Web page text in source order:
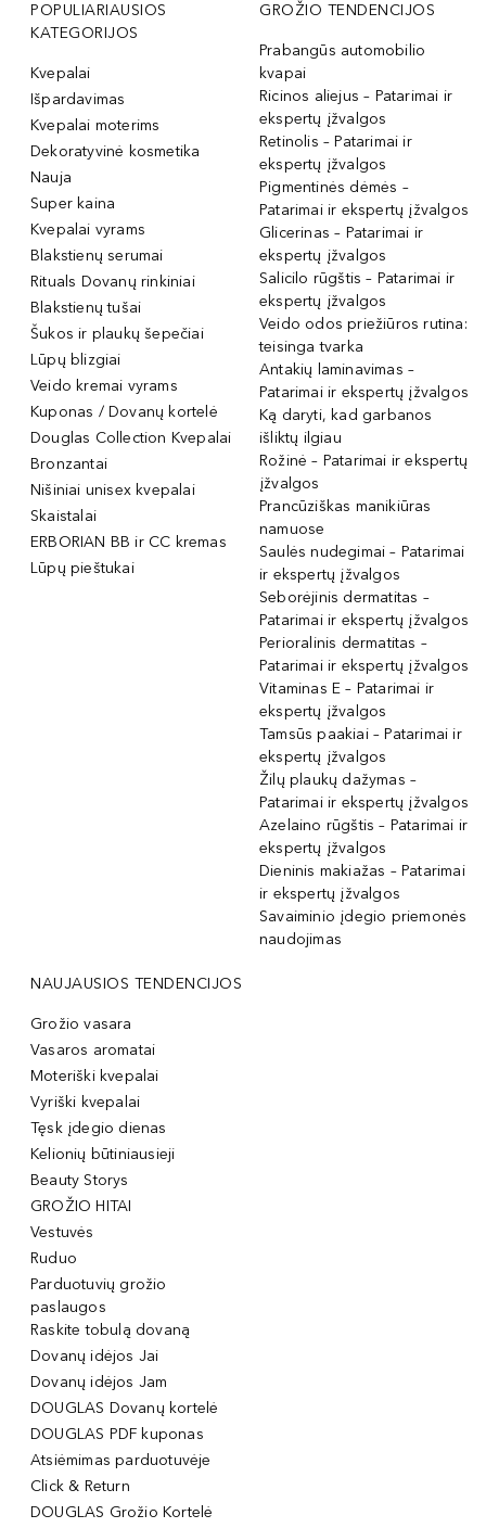
POPULIARIAUSIOS
KATEGORIJOS
Kvepalai
Išpardavimas
Kvepalai moterims
Dekoratyvinė kosmetika
Nauja
Super kaina
Kvepalai vyrams
Blakstienų serumai
Rituals Dovanų rinkiniai
Blakstienų tušai
Šukos ir plaukų šepečiai
Lūpų blizgiai
Veido kremai vyrams
Kuponas / Dovanų kortelė
Douglas Collection Kvepalai
Bronzantai
Nišiniai unisex kvepalai
Skaistalai
ERBORIAN BB ir CC kremas
Lūpų pieštukai
GROŽIO TENDENCIJOS
Prabangūs automobilio
kvapai
Ricinos aliejus – Patarimai ir
ekspertų įžvalgos
Retinolis – Patarimai ir
ekspertų įžvalgos
Pigmentinės dėmės –
Patarimai ir ekspertų įžvalgos
Glicerinas – Patarimai ir
ekspertų įžvalgos
Salicilo rūgštis – Patarimai ir
ekspertų įžvalgos
Veido odos priežiūros rutina:
teisinga tvarka
Antakių laminavimas –
Patarimai ir ekspertų įžvalgos
Ką daryti, kad garbanos
išliktų ilgiau
Rožinė – Patarimai ir ekspertų
įžvalgos
Prancūziškas manikiūras
namuose
Saulės nudegimai – Patarimai
ir ekspertų įžvalgos
Seborėjinis dermatitas –
Patarimai ir ekspertų įžvalgos
Perioralinis dermatitas –
Patarimai ir ekspertų įžvalgos
Vitaminas E – Patarimai ir
ekspertų įžvalgos
Tamsūs paakiai – Patarimai ir
ekspertų įžvalgos
Žilų plaukų dažymas –
Patarimai ir ekspertų įžvalgos
Azelaino rūgštis – Patarimai ir
ekspertų įžvalgos
Dieninis makiažas – Patarimai
ir ekspertų įžvalgos
Savaiminio įdegio priemonės
naudojimas
NAUJAUSIOS TENDENCIJOS
Grožio vasara
Vasaros aromatai
Moteriški kvepalai
Vyriški kvepalai
Tęsk įdegio dienas
Kelionių būtiniausieji
Beauty Storys
GROŽIO HITAI
Vestuvės
Ruduo
Parduotuvių grožio
paslaugos
Raskite tobulą dovaną
Dovanų idėjos Jai
Dovanų idėjos Jam
DOUGLAS Dovanų kortelė
DOUGLAS PDF kuponas
Atsiėmimas parduotuvėje
Click & Return
DOUGLAS Grožio Kortelė